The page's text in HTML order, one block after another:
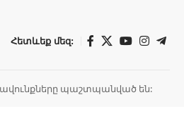
Հետևեք մեզ:
պաշտպանված են: